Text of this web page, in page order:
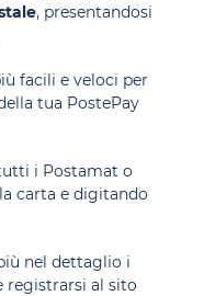
, presentandosi
facili e veloci per
tua PostePay
i Postamat o
carta e digitando
nel dettaglio i
registrarsi al sito